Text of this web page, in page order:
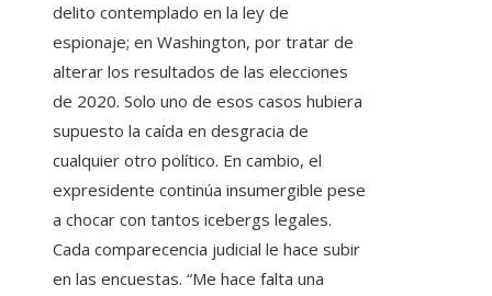
delito contemplado en la ley de
espionaje; en Washington, por tratar de
alterar los resultados de las elecciones
de 2020. Solo uno de esos casos hubiera
supuesto la caída en desgracia de
cualquier otro político. En cambio, el
expresidente continúa insumergible pese
a chocar con tantos icebergs legales.
Cada comparecencia judicial le hace subir
en las encuestas. “Me hace falta una